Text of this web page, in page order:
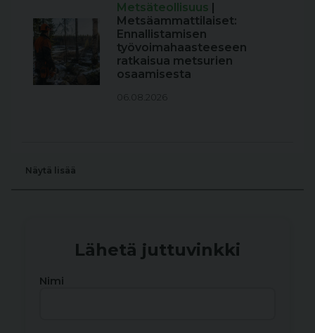
Metsäteollisuus
Metsäammattilaiset:
Ennallistamisen
työvoimahaasteeseen
ratkaisua metsurien
osaamisesta
06.08.2026
Näytä lisää
Lähetä juttuvinkki
Nimi